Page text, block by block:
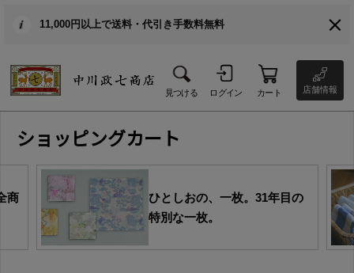
11,000円以上で送料・代引き手数料無料
見つける ログイン カート 店舗情報
ショッピングカート
商
ひとしおの、一枚。31年目の
特別な一枚。